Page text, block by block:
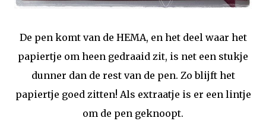
De pen komt van de HEMA, en het deel waar het
papiertje om heen gedraaid zit, is net een stukje
dunner dan de rest van de pen. Zo blijft het
papiertje goed zitten! Als extraatje is er een lintje
om de pen geknoopt.